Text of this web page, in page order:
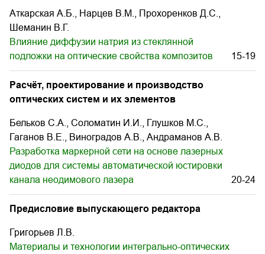
Аткарская А.Б., Нарцев В.М., Прохоренков Д.С.,
Шеманин В.Г.
Влияние диффузии натрия из стеклянной
подложки на оптические свойства композитов
15-19
Расчёт, проектирование и производство
оптических систем и их элементов
Бельков С.А., Соломатин И.И., Глушков М.С.,
Гаганов В.Е., Виноградов А.В., Андраманов А.В.
Разработка маркерной сети на основе лазерных
диодов для системы автоматической юстировки
канала неодимового лазера
20-24
Предисловие выпускающего редактора
Григорьев Л.В.
Материалы и технологии интегрально-оптических